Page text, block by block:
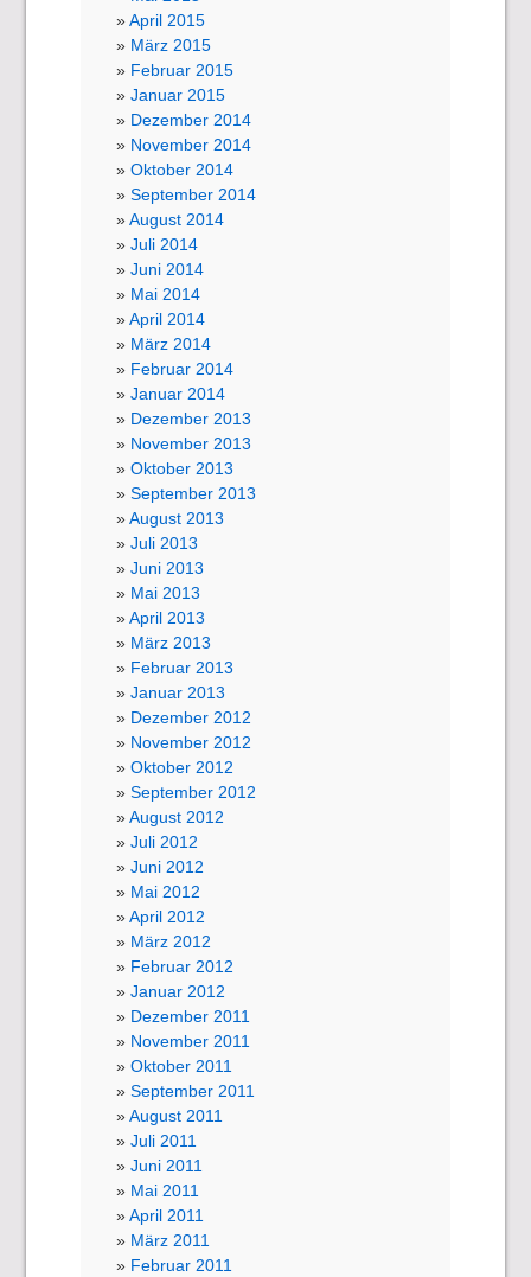
April 2015
März 2015
Februar 2015
Januar 2015
Dezember 2014
November 2014
Oktober 2014
September 2014
August 2014
Juli 2014
Juni 2014
Mai 2014
April 2014
März 2014
Februar 2014
Januar 2014
Dezember 2013
November 2013
Oktober 2013
September 2013
August 2013
Juli 2013
Juni 2013
Mai 2013
April 2013
März 2013
Februar 2013
Januar 2013
Dezember 2012
November 2012
Oktober 2012
September 2012
August 2012
Juli 2012
Juni 2012
Mai 2012
April 2012
März 2012
Februar 2012
Januar 2012
Dezember 2011
November 2011
Oktober 2011
September 2011
August 2011
Juli 2011
Juni 2011
Mai 2011
April 2011
März 2011
Februar 2011